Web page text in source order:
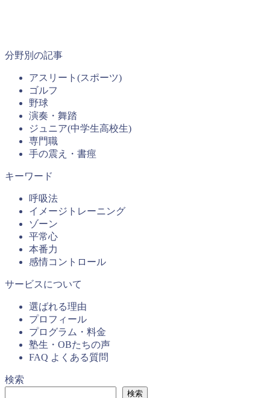
分野別の記事
アスリート(スポーツ)
ゴルフ
野球
演奏・舞踏
ジュニア(中学生高校生)
専門職
手の震え・書痙
キーワード
呼吸法
イメージトレーニング
ゾーン
平常心
本番力
感情コントロール
サービスについて
選ばれる理由
プロフィール
プログラム・料金
塾生・OBたちの声
FAQ よくある質問
検索
検索